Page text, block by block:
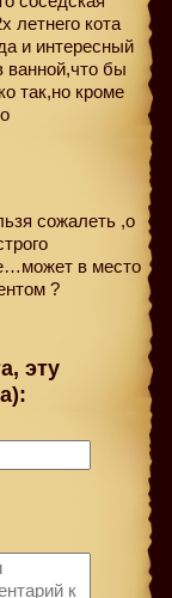
летнего кота
и интересный
бы
так,но кроме
сожалеть ,о
в место
?
эту